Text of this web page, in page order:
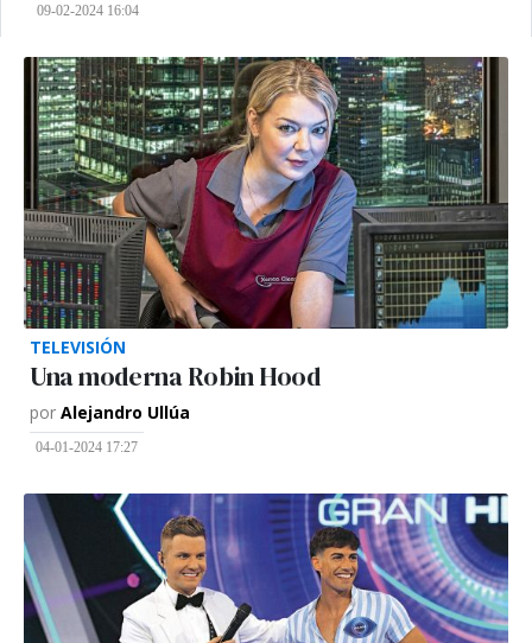
09-02-2024 16:04
TELEVISIÓN
Una moderna Robin Hood
por Alejandro Ullúa
04-01-2024 17:27